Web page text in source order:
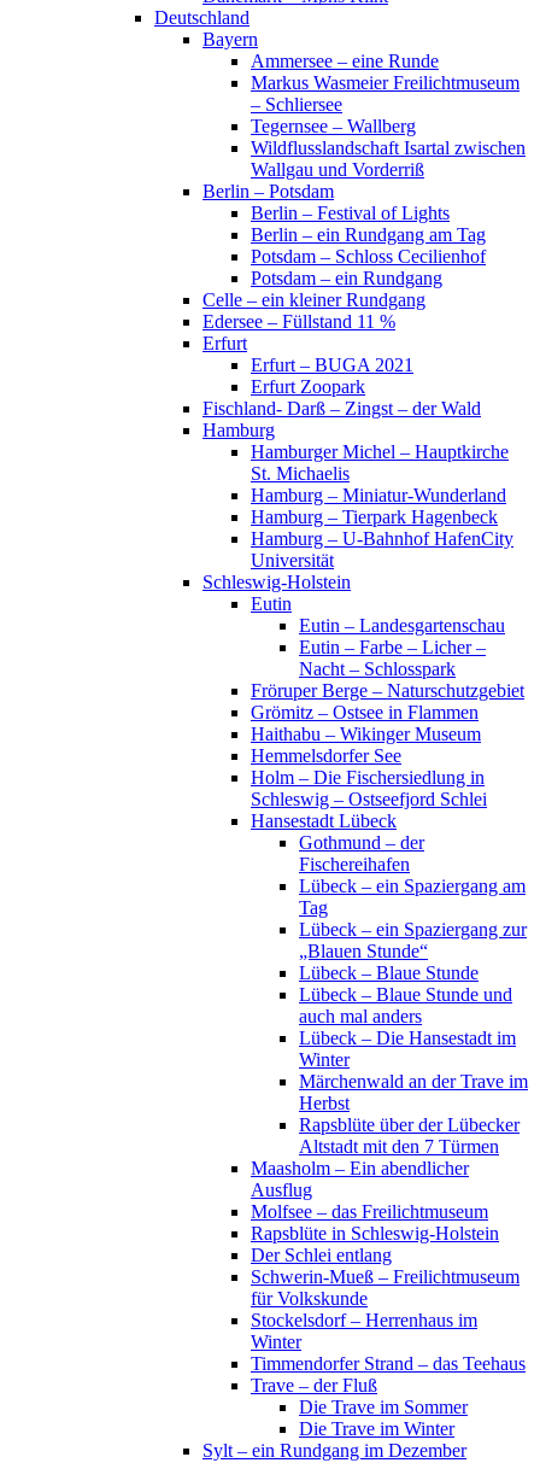
Deutschland
Bayern
Ammersee – eine Runde
Markus Wasmeier Freilichtmuseum
– Schliersee
Tegernsee – Wallberg
Wildflusslandschaft Isartal zwischen
Wallgau und Vorderriß
Berlin – Potsdam
Berlin – Festival of Lights
Berlin – ein Rundgang am Tag
Potsdam – Schloss Cecilienhof
Potsdam – ein Rundgang
Celle – ein kleiner Rundgang
Edersee – Füllstand 11 %
Erfurt
Erfurt – BUGA 2021
Erfurt Zoopark
Fischland- Darß – Zingst – der Wald
Hamburg
Hamburger Michel – Hauptkirche
St. Michaelis
Hamburg – Miniatur-Wunderland
Hamburg – Tierpark Hagenbeck
Hamburg – U-Bahnhof HafenCity
Universität
Schleswig-Holstein
Eutin
Eutin – Landesgartenschau
Eutin – Farbe – Licher –
Nacht – Schlosspark
Fröruper Berge – Naturschutzgebiet
Grömitz – Ostsee in Flammen
Haithabu – Wikinger Museum
Hemmelsdorfer See
Holm – Die Fischersiedlung in
Schleswig – Ostseefjord Schlei
Hansestadt Lübeck
Gothmund – der
Fischereihafen
Lübeck – ein Spaziergang am
Tag
Lübeck – ein Spaziergang zur
„Blauen Stunde“
Lübeck – Blaue Stunde
Lübeck – Blaue Stunde und
auch mal anders
Lübeck – Die Hansestadt im
Winter
Märchenwald an der Trave im
Herbst
Rapsblüte über der Lübecker
Altstadt mit den 7 Türmen
Maasholm – Ein abendlicher
Ausflug
Molfsee – das Freilichtmuseum
Rapsblüte in Schleswig-Holstein
Der Schlei entlang
Schwerin-Mueß – Freilichtmuseum
für Volkskunde
Stockelsdorf – Herrenhaus im
Winter
Timmendorfer Strand – das Teehaus
Trave – der Fluß
Die Trave im Sommer
Die Trave im Winter
Sylt – ein Rundgang im Dezember